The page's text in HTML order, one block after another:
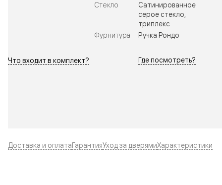
Стекло
Сатинированное
серое стекло,
триплекс
Фурнитура
Ручка Рондо
Что входит в комплект? Где посмотреть?
Доставка и оплатаГарантияУход за дверямиХарактеристики